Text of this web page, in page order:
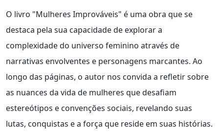
O livro "Mulheres Improváveis" é uma obra que se
destaca pela sua capacidade de explorar a
complexidade do universo feminino através de
narrativas envolventes e personagens marcantes. Ao
longo das páginas, o autor nos convida a refletir sobre
as nuances da vida de mulheres que desafiam
estereótipos e convenções sociais, revelando suas
lutas, conquistas e a força que reside em suas histórias.